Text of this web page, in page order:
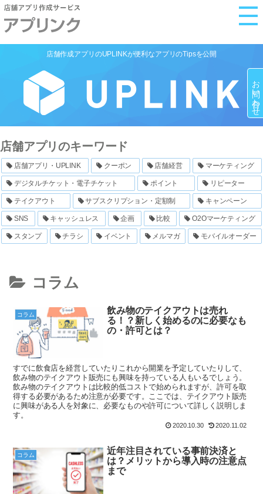
M
お問い合わせ
店舗作成アプリのUPLINKが便利なアプリのTipsを公開
店舗アプリのキーワード
店舗アプリ・UPLINK クーポン 店舗経営 マーケティング
デジタルチケット・電子チケット ポイント リピーター
テイクアウト サブスクリプション・定額制 キャンペーン
SNS キャッシュレス 企画 比較 O2Oマーケティング
スタンプ チラシ イベント メルマガ モバイルオーダー
コラム
コラム
飲み物のテイクアウトは売れ
る！？新しく始めるのに必要なも
の・許可とは？
すでに飲食店を経営していたりこれから開業を予定していたりして、
飲み物のテイクアウト販売にも興味を持っている人もいるでしょう。
飲み物のテイクアウトは比較的低コストで始められますが、許可を取
得する必要があるため注意が必要です。ここでは、テイクアウト販売
に興味がある人を対象に、必要なものや許可について詳しく説明しま
す。
2020.10.30 2020.11.02
コラム
近年注目されている事前決済と
は？メリットから導入時の注意点
まで